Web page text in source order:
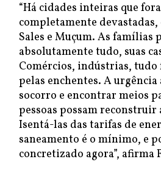
“Há cidades inteiras que
completamente devastadas,
Sales e Muçum. As famílias
absolutamente tudo, suas
Comércios, indústrias,
pelas enchentes. A
socorro e encontrar meios
pessoas possam reconstruir
Isentá-las das tarifas de
saneamento é o mínimo, e
concretizado agora”, afirma